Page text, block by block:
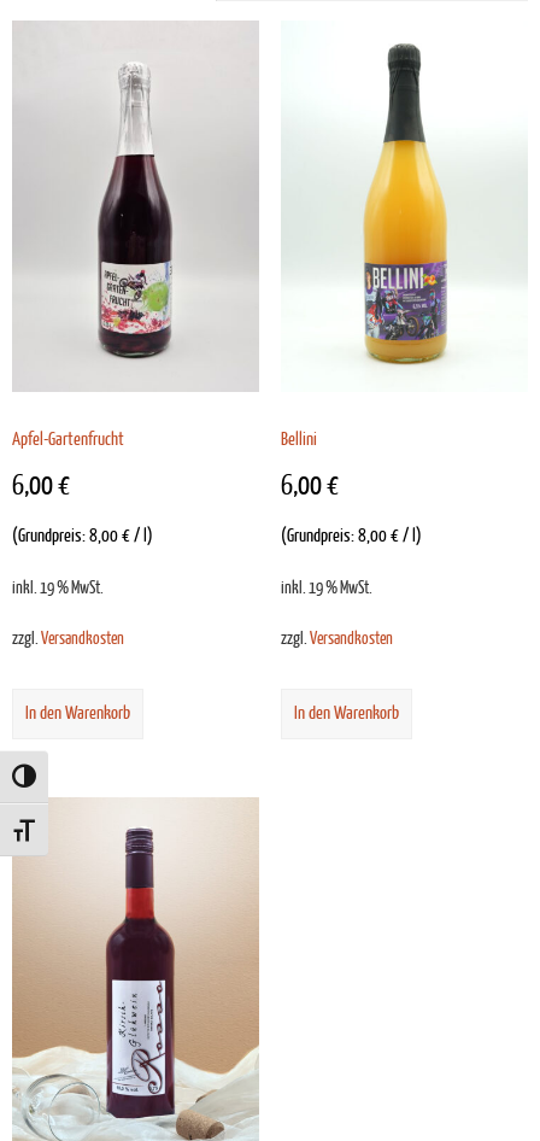
Toggle High Contrast
Toggle Font size
Apfel-Gartenfrucht
6,00€
(Grundpreis:8,00€/ )
inkl. 19 % MwSt.
zzgl. Versandkosten
In den Warenkorb
Bellini
6,00€
(Grundpreis:8,00€/ )
inkl. 19 % MwSt.
zzgl. Versandkosten
In den Warenkorb